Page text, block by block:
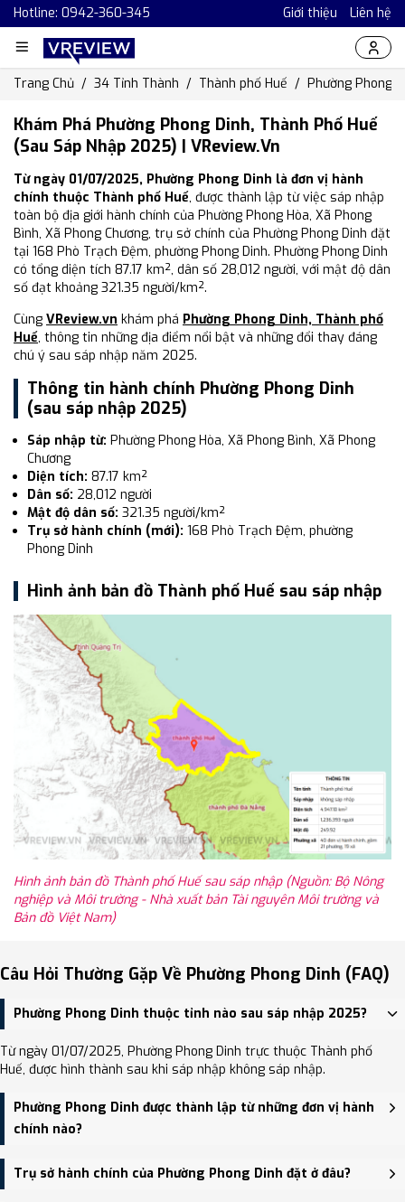
Hotline: 0942-360-345 Giới thiệu Liên hệ
Trang Chủ 34 Tỉnh Thành Thành phố Huế Phường Phong
Khám Phá Phường Phong Dinh, Thành Phố Huế
(Sau Sáp Nhập 2025) | VReview.vn
Từ ngày 01/07/2025, Phường Phong Dinh là đơn vị hành
chính thuộc Thành phố Huế, được thành lập từ việc sáp nhập
toàn bộ địa giới hành chính của Phường Phong Hòa, Xã Phong
Bình, Xã Phong Chương, trụ sở chính của Phường Phong Dinh đặt
tại 168 Phò Trạch Đệm, phường Phong Dinh. Phường Phong Dinh
có tổng diện tích 87.17 km², dân số 28,012 người, với mật độ dân
số đạt khoảng 321.35 người/km².
Cùng VReview.vn khám phá Phường Phong Dinh, Thành phố
Huế, thông tin những địa điểm nổi bật và những đổi thay đáng
chú ý sau sáp nhập năm 2025.
Thông tin hành chính Phường Phong Dinh
(sau sáp nhập 2025)
Sáp nhập từ: Phường Phong Hòa, Xã Phong Bình, Xã Phong
Chương
Diện tích: 87.17 km²
Dân số: 28,012 người
Mật độ dân số: 321.35 người/km²
Trụ sở hành chính (mới): 168 Phò Trạch Đệm, phường
Phong Dinh
Hình ảnh bản đồ Thành phố Huế sau sáp nhập
Hình ảnh bản đồ Thành phố Huế sau sáp nhập (Nguồn: Bộ Nông
nghiệp và Môi trường - Nhà xuất bản Tài nguyên Môi trường và
Bản đồ Việt Nam)
Câu Hỏi Thường Gặp Về Phường Phong Dinh (FAQ)
Phường Phong Dinh thuộc tỉnh nào sau sáp nhập 2025?
Từ ngày 01/07/2025, Phường Phong Dinh trực thuộc Thành phố
Huế, được hình thành sau khi sáp nhập không sáp nhập.
Phường Phong Dinh được thành lập từ những đơn vị hành
chính nào?
Phường Phong Dinh được thành lập trên cơ sở sáp nhập Phường
Phong Hòa, Xã Phong Bình, Xã Phong Chương.
Trụ sở hành chính của Phường Phong Dinh đặt ở đâu?